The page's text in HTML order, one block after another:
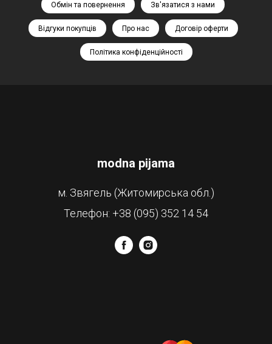
Обмін та повернення Зв'язатися з нами
Відгуки покупців Про нас Договір оферти
Політика конфіденційності
modna pijama
м. Звягель (Житомирська обл.)
Телефон: +38 (095) 352 14 54